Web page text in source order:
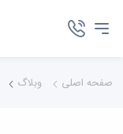
صفحه اصلی وبلاگ